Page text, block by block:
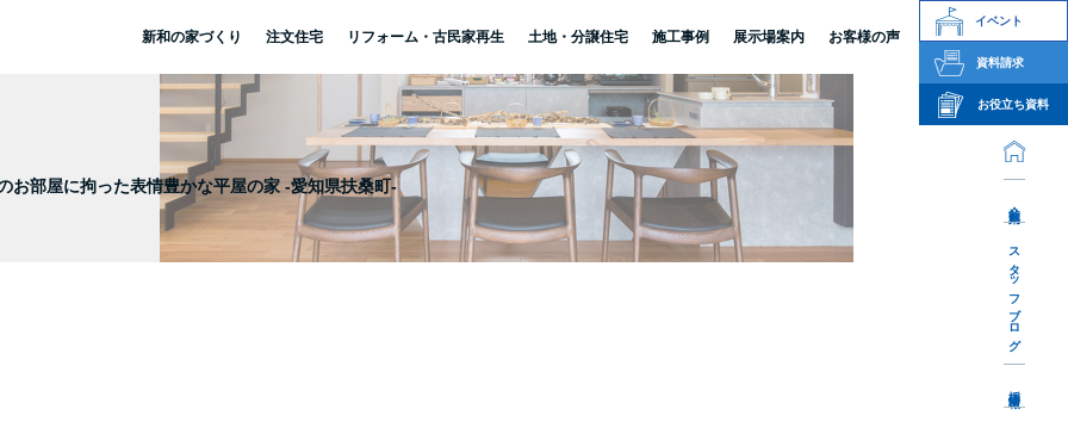
新和の家づくり 注文住宅 リフォーム・古民家再生 土地・分譲住宅 施工事例 展示場案内 お客様の声
イベント
資料請求
お役立ち資料
スタッフブログ
お部屋に拘った表情豊かな平屋の家 -愛知県扶桑町-